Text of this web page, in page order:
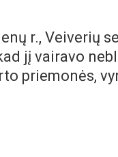
r., Veiverių
jį vairavo
priemonės,